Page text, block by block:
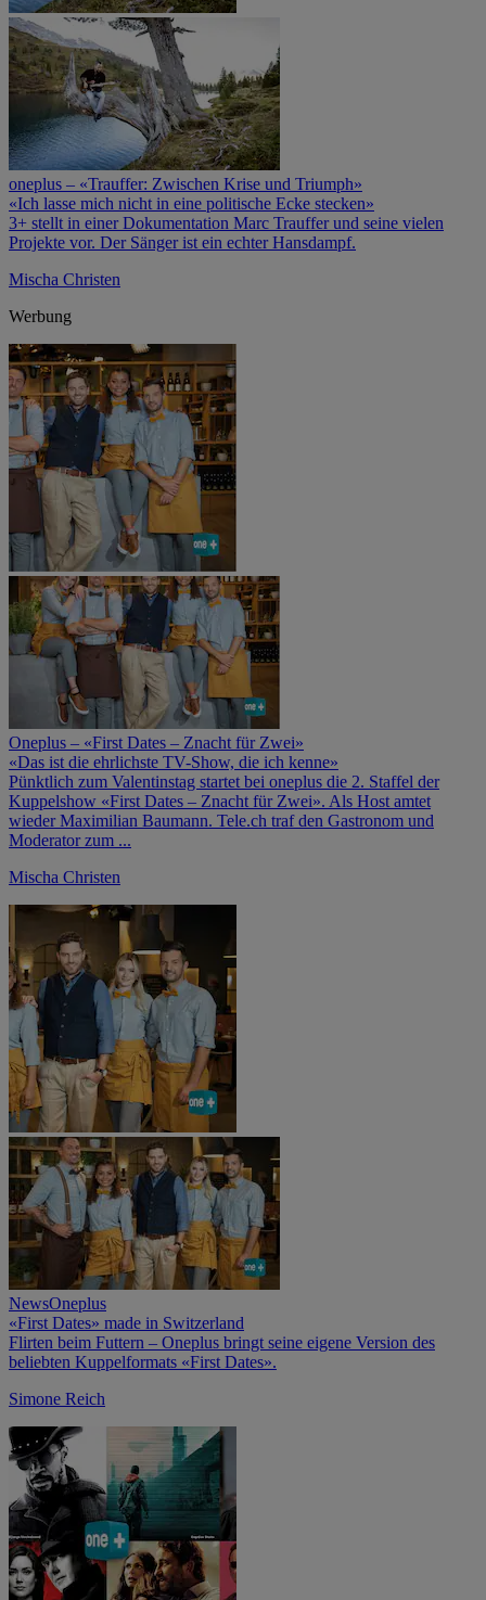
oneplus – «Trauffer: Zwischen Krise und Triumph»
«Ich lasse mich nicht in eine politische Ecke stecken»
3+ stellt in einer Dokumentation Marc Trauffer und seine vielen
Projekte vor. Der Sänger ist ein echter Hansdampf.
Mischa Christen
Werbung
Oneplus – «First Dates – Znacht für Zwei»
«Das ist die ehrlichste TV-Show, die ich kenne»
Pünktlich zum Valentinstag startet bei oneplus die 2. Staffel der
Kuppelshow «First Dates – Znacht für Zwei». Als Host amtet
wieder Maximilian Baumann. Tele.ch traf den Gastronom und
Moderator zum ...
Mischa Christen
NewsOneplus
«First Dates» made in Switzerland
Flirten beim Futtern – Oneplus bringt seine eigene Version des
beliebten Kuppelformats «First Dates».
Simone Reich